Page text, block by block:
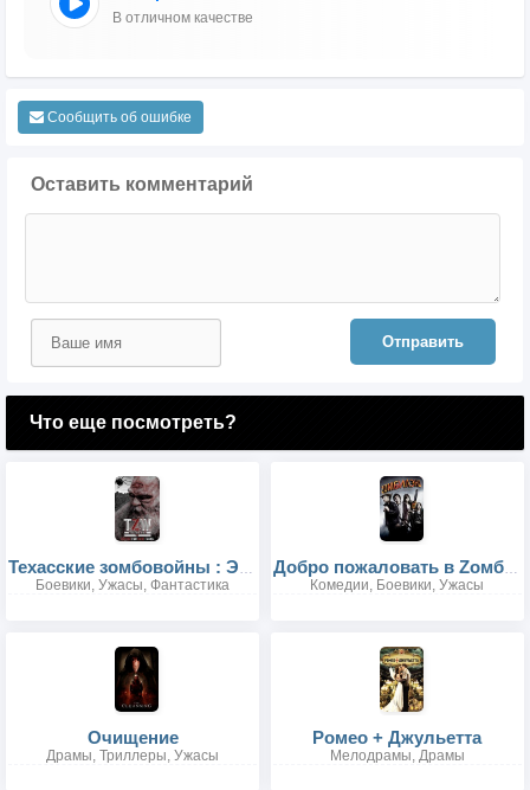
В отличном качестве
Сообщить об ошибке
Оставить комментарий
Отправить
Что еще посмотреть?
Техасские зомбовойны : Эль Пасо
Боевики, Ужасы, Фантастика
Добро пожаловать в Zомбилэнд
Комедии, Боевики, Ужасы
Очищение
Драмы, Триллеры, Ужасы
Ромео + Джульетта
Мелодрамы, Драмы